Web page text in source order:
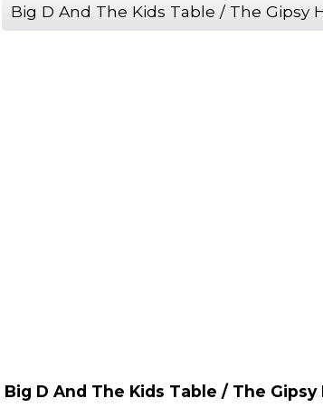
Big D And The Kids Table / The Gipsy
Big D And The Kids Table / The Gipsy